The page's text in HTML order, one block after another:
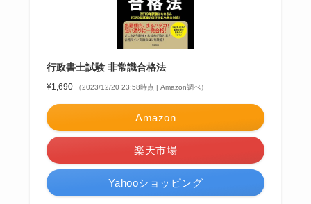
行政書士試験 非常識合格法
¥1,690 （2023/12/20 23:58時点 | Amazon調べ）
Amazon
楽天市場
Yahooショッピング